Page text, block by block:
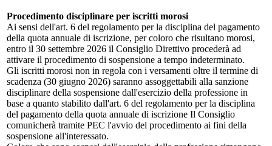
Procedimento disciplinare per iscritti morosi
Ai sensi dell'art. 6 del regolamento per la disciplina del pagamento
della quota annuale di iscrizione, per coloro che risultano morosi,
entro il 30 settembre 2026 il Consiglio Direttivo procederà ad
attivare il procedimento di sospensione a tempo indeterminato.
Gli iscritti morosi non in regola con i versamenti oltre il termine di
scadenza (30 giugno 2026) saranno assoggettabili alla sanzione
disciplinare della sospensione dall'esercizio della professione in
base a quanto stabilito dall'art. 6 del regolamento per la disciplina
del pagamento della quota annuale di iscrizione Il Consiglio
comunicherà tramite PEC l'avvio del procedimento ai fini della
sospensione all'interessato.